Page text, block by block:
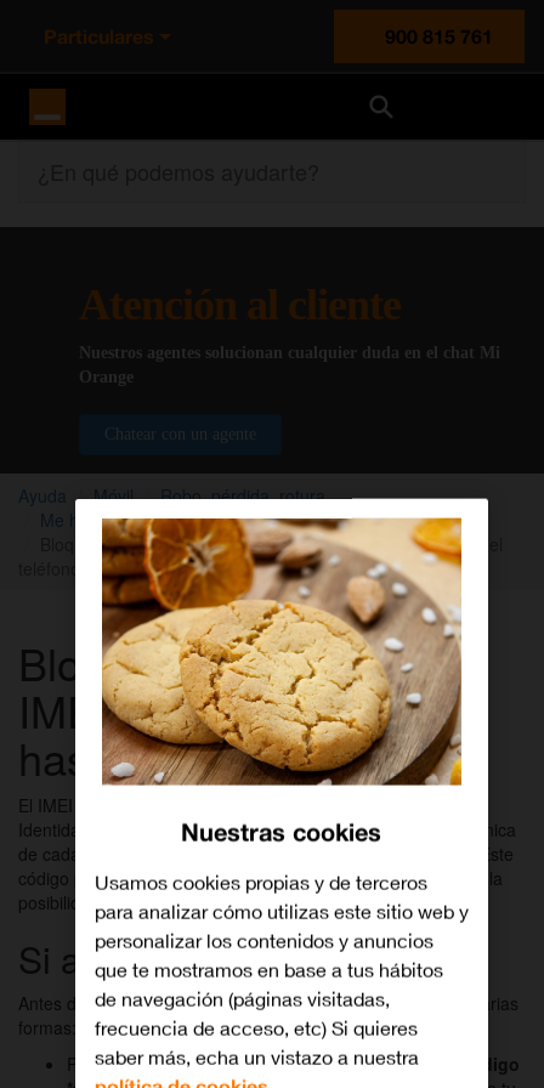
Particulares
900 815 761
Atención al cliente
Nuestros agentes solucionan cualquier duda en el chat Mi
Orange
Chatear con un agente
Ayuda Móvil
Robo, pérdida, rotura
Me han robado el móvil
Bloquea tu teléfono o IMEI si te han robado o has perdido el
Bloquea tu teléfono o
IMEI si te han robado o
has perdido el teléfono
El IMEI (del inglés International Mobile Equipment Identity,
Identidad Internacional de Equipo Móvil) es la huella digital única
de cada
, es decir el número que lo identifica. Este
código permite identificar tu terminal en caso de robo y te da la
posibilidad de bloquearlo.
Si aún tienes tu móvil
Antes de que te roben el móvil, puedes obtener tu IMEI de varias
formas:
Para conocer el IMEI de tu móvil puedes marcar el
código
Nuestras cookies
Usamos cookies propias y de terceros
para analizar cómo utilizas este sitio web y
personalizar los contenidos y anuncios
que te mostramos en base a tus hábitos
de navegación (páginas visitadas,
frecuencia de acceso, etc) Si quieres
saber más, echa un vistazo a nuestra